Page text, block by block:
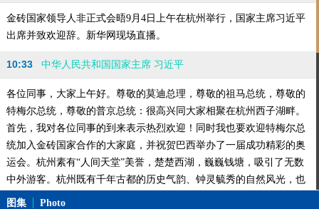
金砖国家领导人非正式会晤9月4日上午在杭州举行，国家主席习近平
出席并致欢迎辞。新华网现场直播。
10:33 中华人民共和国国家主席 习近平
各位同事，大家上午好。尊敬的莫迪总理，尊敬的祖马总统，尊敬的
特梅尔总统，尊敬的普京总统：很高兴同大家相聚在杭州西子湖畔。
首先，我对各位同事的到来表示热烈欢迎！同时我也要欢迎特梅尔总
统加入金砖国家合作的大家庭，并祝贺巴西举办了一届成功精彩的奥
运会。杭州素有“人间天堂”美誉，楚楚西湖，巍巍钱塘，吸引了无数
中外游客。杭州既有千年古都的历史气韵、钟灵毓秀的自然风光，也
有锐意进取的创新活力、海纳百川的开放胸怀。
图集 Photo